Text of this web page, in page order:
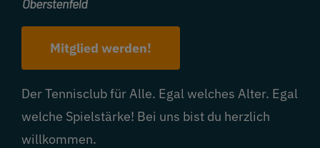
Mitglied werden!
Der Tennisclub für Alle. Egal welches Alter. Egal
welche Spielstärke! Bei uns bist du herzlich
willkommen.